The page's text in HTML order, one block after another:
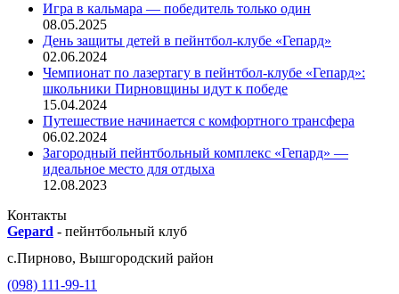
Игра в кальмара — победитель только один
08.05.2025
День защиты детей в пейнтбол-клубе «Гепард»
02.06.2024
Чемпионат по лазертагу в пейнтбол-клубе «Гепард»:
школьники Пирновщины идут к победе
15.04.2024
Путешествие начинается с комфортного трансфера
06.02.2024
Загородный пейнтбольный комплекс «Гепард» —
идеальное место для отдыха
12.08.2023
Контакты
Gepard - пейнтбольный клуб
с.Пирново, Вышгородский район
(098) 111-99-11